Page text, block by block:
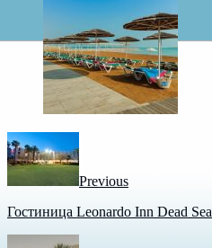
Previous
Гостиница Leonardo Inn Dead Sea